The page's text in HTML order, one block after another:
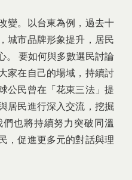
變。以台東為例，過去十
城市品牌形象提升，居民
。 要如何與多數選民討論
家在自己的場域，持續討
公民曾在「花東三法」提
居民進行深入交流，挖掘
也將持續努力突破同溫
，促進更多元的對話與理